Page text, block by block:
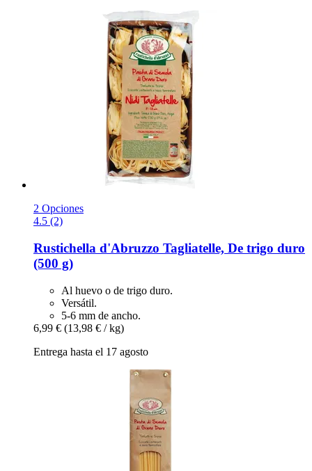
2 Opciones
4.5 (2)
Rustichella d'Abruzzo Tagliatelle, De trigo duro
(500 g)
Al huevo o de trigo duro.
Versátil.
5-6 mm de ancho.
6,99 € (13,98 € / kg)
Entrega hasta el 17 agosto